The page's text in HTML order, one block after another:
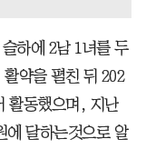
하에 2남 1녀를 두
약을 펼친 뒤 202
활동했으며, 지난
에 달하는것으로 알